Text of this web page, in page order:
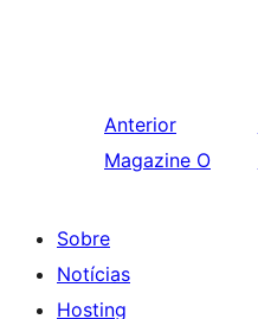
Anterior
Magazine O
Sobre
Notícias
Hosting